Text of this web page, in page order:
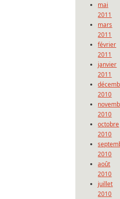
mai
2011
mars
2011
février
2011
janvier
2011
2010
2010
octobre
2010
2010
août
2010
juillet
2010